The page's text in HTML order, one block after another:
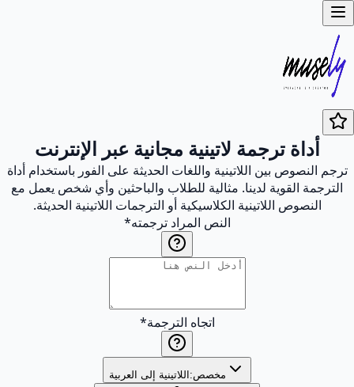
أداة ترجمة لاتينية مجانية عبر الإنترنت
ترجم النصوص بين اللاتينية واللغات الحديثة على الفور باستخدام أداة
الترجمة القوية لدينا. مثالية للطلاب والباحثين وأي شخص يعمل مع
النصوص اللاتينية الكلاسيكية أو الترجمات اللاتينية الحديثة.
النص المراد ترجمته*
اتجاه الترجمة*
مخصص: اللاتينية إلى العربية